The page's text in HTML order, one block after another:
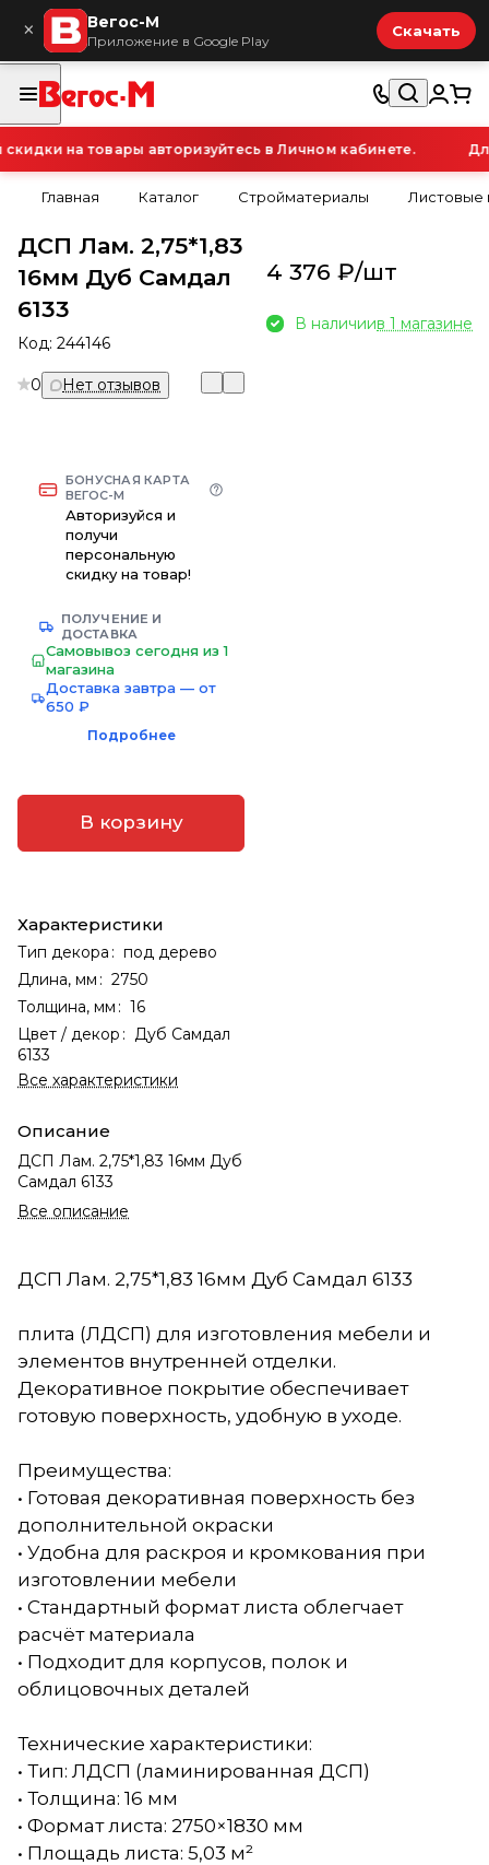
× Вегос-М
Приложение в Google Play
Скачать
на товары авторизуйтесь в Личном кабинете.
Главная Каталог Стройматериалы Листовые
ДСП Лам. 2,75*1,83
16мм Дуб Самдал
6133
Код: 244146
0 Нет отзывов
БОНУСНАЯ КАРТА
ВЕГОС-М
Авторизуйся и
получи
персональную
скидку на товар!
ПОЛУЧЕНИЕ И
ДОСТАВКА
Самовывоз сегодня из 1
магазина
Доставка завтра — от
650 ₽
Подробнее
В корзину
Характеристики
Тип декора : под дерево
Длина, мм : 2750
Толщина, мм : 16
Цвет / декор :
Дуб Самдал
6133
Все характеристики
Описание
ДСП Лам. 2,75*1,83 16мм Дуб
Самдал 6133
Все описание
4 376 ₽/шт
В наличиив 1 магазине
ДСП Лам. 2,75*1,83 16мм Дуб Самдал 6133
плита (ЛДСП) для изготовления мебели и
элементов внутренней отделки.
Декоративное покрытие обеспечивает
готовую поверхность, удобную в уходе.
Преимущества:
• Готовая декоративная поверхность без
дополнительной окраски
• Удобна для раскроя и кромкования при
изготовлении мебели
• Стандартный формат листа облегчает
расчёт материала
• Подходит для корпусов, полок и
облицовочных деталей
Технические характеристики:
• Тип: ЛДСП (ламинированная ДСП)
• Толщина: 16 мм
• Формат листа: 2750×1830 мм
• Площадь листа: 5,03 м²